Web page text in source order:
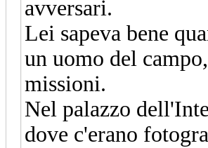
avversari.
Lei sapeva bene
un uomo del
missioni.
Nel palazzo
dove c'erano